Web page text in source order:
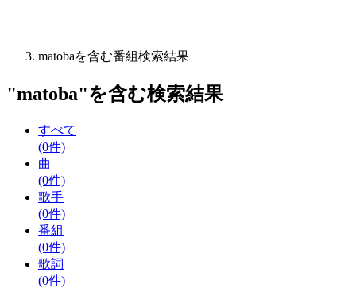
matobaを含む番組検索結果
"matoba"を含む検索結果
すべて
(0件)
曲
(0件)
歌手
(0件)
番組
(0件)
歌詞
(0件)